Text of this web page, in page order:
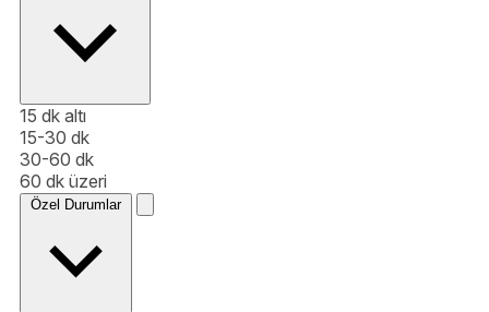
15 dk altı
15-30 dk
30-60 dk
60 dk üzeri
Özel Durumlar